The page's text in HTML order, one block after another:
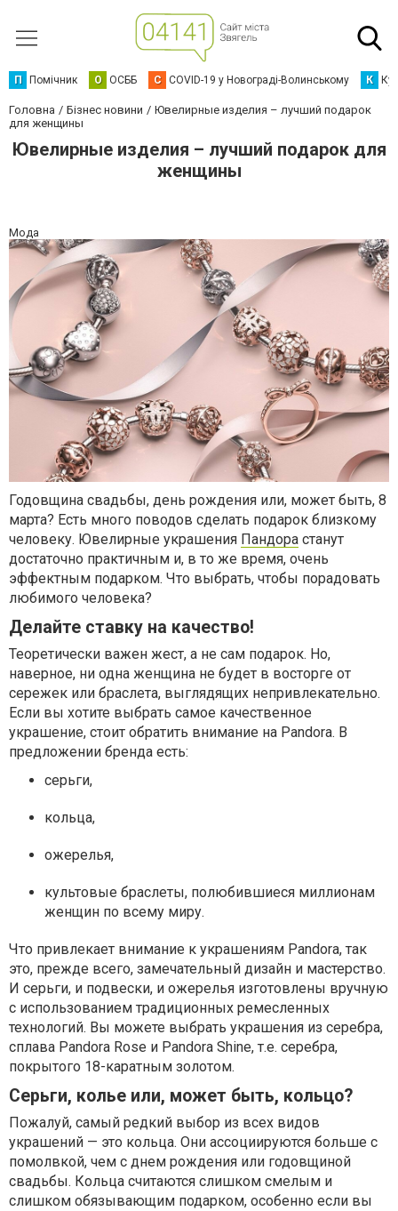
П Помічник О ОСББ C COVID-19 у Новограді-Волинському К
Головна Бізнес новини
Ювелирные изделия – лучший подарок
для женщины
Ювелирные изделия – лучший подарок для
женщины
Мода
Годовщина свадьбы, день рождения или, может быть, 8
марта? Есть много поводов сделать подарок близкому
человеку. Ювелирные украшения Пандора станут
достаточно практичным и, в то же время, очень
эффектным подарком. Что выбрать, чтобы порадовать
любимого человека?
Делайте ставку на качество!
Теоретически важен жест, а не сам подарок. Но,
наверное, ни одна женщина не будет в восторге от
сережек или браслета, выглядящих непривлекательно.
Если вы хотите выбрать самое качественное
украшение, стоит обратить внимание на Pandora. В
предложении бренда есть:
серьги,
кольца,
ожерелья,
культовые браслеты, полюбившиеся миллионам
женщин по всему миру.
Что привлекает внимание к украшениям Pandora, так
это, прежде всего, замечательный дизайн и мастерство.
И серьги, и подвески, и ожерелья изготовлены вручную
с использованием традиционных ремесленных
технологий. Вы можете выбрать украшения из серебра,
сплава Pandora Rose и Pandora Shine, т.е. серебра,
покрытого 18-каратным золотом.
Серьги, колье или, может быть, кольцо?
Пожалуй, самый редкий выбор из всех видов
украшений — это кольца. Они ассоциируются больше с
помолвкой, чем с днем ​​рождения или годовщиной
свадьбы. Кольца считаются слишком смелым и
слишком обязывающим подарком, особенно если вы